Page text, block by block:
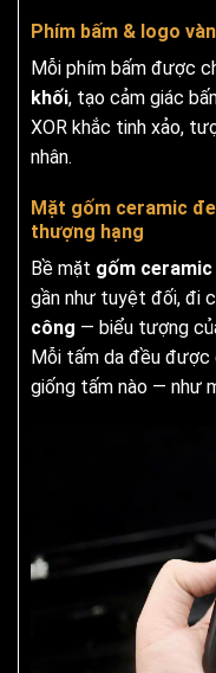
Phím bấm & logo
Mỗi phím bấm được
khối, tạo cảm giác
XOR khắc tinh xảo,
nhân.
Mặt gốm ceramic
thượng hạng
Bề mặt gốm
gần như tuyệt đối, đi
công — biểu tượng
Mỗi tấm da đều được
giống tấm nào — như